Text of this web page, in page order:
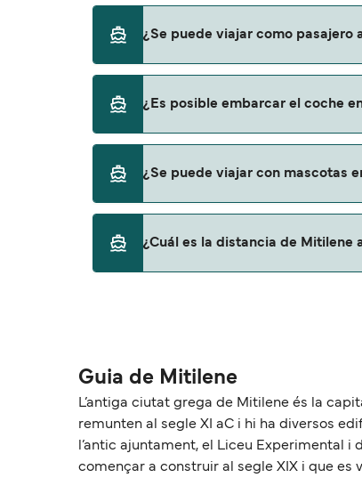
para descrubrir las últimas
¿Se puede viajar como pasajero
¿Es posible embarcar el coche
¿Se puede viajar con mascotas
¿Cuál es la distancia de Mitilene
Guia de Mitilene
L’antiga ciutat grega de Mitilene és la
remunten al segle XI aC i hi ha diversos
l’antic ajuntament, el Liceu Experimental i
començar a construir al segle XIX i que es